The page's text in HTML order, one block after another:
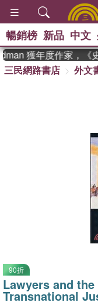
暢銷榜 新品 中文
獲年度作家，《
三民網路書店
外文
90折
Lawyers and
Transnational